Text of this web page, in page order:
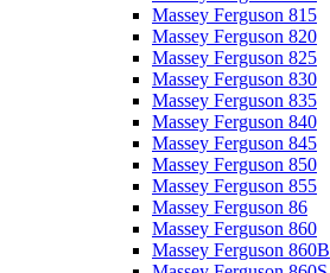
Massey Ferguson 815
Massey Ferguson 820
Massey Ferguson 825
Massey Ferguson 830
Massey Ferguson 835
Massey Ferguson 840
Massey Ferguson 845
Massey Ferguson 850
Massey Ferguson 855
Massey Ferguson 86
Massey Ferguson 860
Massey Ferguson 860B